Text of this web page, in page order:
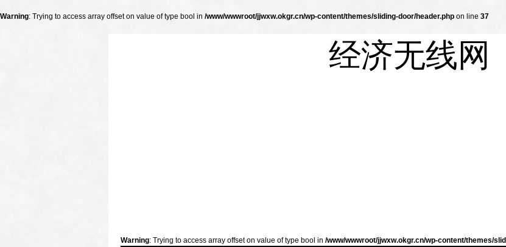
Warning: Trying to access array offset on value of type bool in /www/wwwroot/jjwxw.okgr.cn/wp-content/themes/sliding-door/header.php on line 37
经济无线网
Warning: Trying to access array offset on value of type bool in /www/wwwroot/jjwxw.okgr.cn/wp-content/themes/